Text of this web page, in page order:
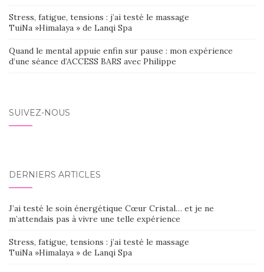
Stress, fatigue, tensions : j’ai testé le massage
TuiNa »Himalaya » de Lanqi Spa
Quand le mental appuie enfin sur pause : mon expérience
d’une séance d’ACCESS BARS avec Philippe
SUIVEZ-NOUS
DERNIERS ARTICLES
J’ai testé le soin énergétique Cœur Cristal… et je ne
m’attendais pas à vivre une telle expérience
Stress, fatigue, tensions : j’ai testé le massage
TuiNa »Himalaya » de Lanqi Spa